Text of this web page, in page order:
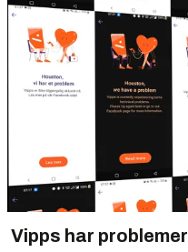
Vipps har problemer